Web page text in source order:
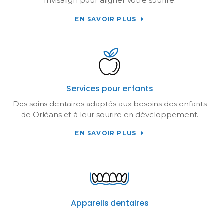
EN SAVOIR PLUS
Services pour enfants
Des soins dentaires adaptés aux besoins des enfants
de Orléans et à leur sourire en développement.
EN SAVOIR PLUS
Appareils dentaires